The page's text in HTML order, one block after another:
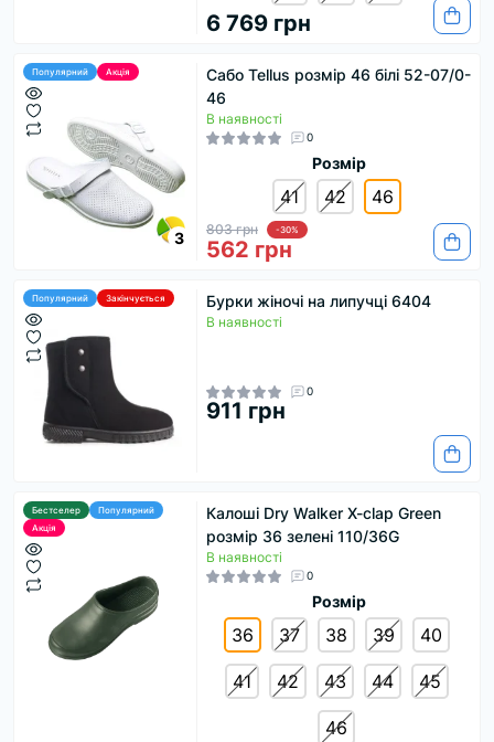
6 769 грн
Популярний Акція
3
Cабо Tellus розмір 46 білі 52-07/0-
46
В наявності
0
Розмір
41 42 46
803 грн -30%
562 грн
Популярний Закінчується Бурки жіночі на липучці 6404
В наявності
0
911 грн
Бестселер
Популярний
Акція
Калоші Dry Walker X-clap Green
розмір 36 зелені 110/36G
В наявності
0
Розмір
36 37 38 39 40
41 42 43 44 45
46